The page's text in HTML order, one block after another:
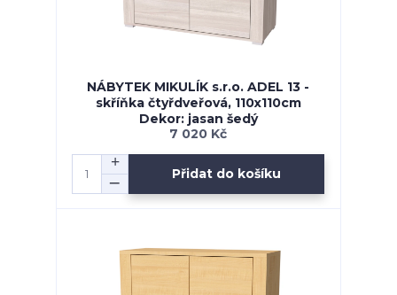
NÁBYTEK MIKULÍK s.r.o. ADEL 13 -
skříňka čtyřdveřová, 110x110cm
Dekor: jasan šedý
7 020 Kč
Přidat do košíku